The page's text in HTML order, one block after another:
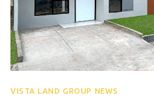
VISTA LAND GROUP NEWS